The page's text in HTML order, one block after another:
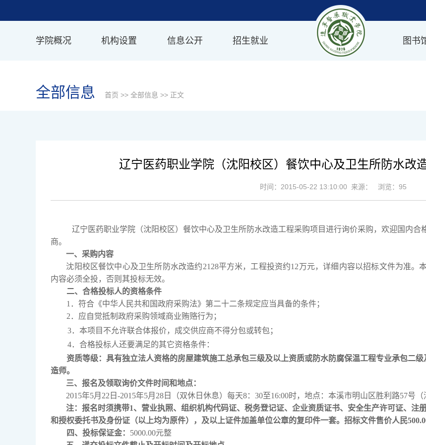
学院概况 机构设置 信息公开 招生就业 图书
全部信息 首页 >> 全部信息 >> 正文
辽宁医药职业学院（沈阳校区）餐饮中心及卫生所防水改
时间：2015-05-22 13:10:00 来源： 浏览： 95
辽宁医药职业学院（沈阳校区）餐饮中心及卫生所防水改造工程采购项目进行询价采购，欢迎国内
商。
一、采购内容
沈阳校区餐饮中心及卫生所防水改造约2128平方米，工程投资约12万元，详细内容以招标文件为准。
内容必须全投，否则其投标无效。
二、合格投标人的资格条件
1．符合《中华人民共和国政府采购法》第二十二条规定应当具备的条件；
2．应自觉抵制政府采购领域商业贿赂行为；
3．本项目不允许联合体报价，成交供应商不得分包或转包；
4．合格投标人还要满足的其它资格条件：
资质等级：具有独立法人资格的房屋建筑施工总承包三级及以上资质或防水防腐保温工程专业承包二
造师。
三、报名及领取询价文件时间和地点：
2015年5月22日-2015年5月28日（双休日休息）每天8：30至16:00时，地点：本溪市明山区胜利路57号（
注：报名时须携带1、营业执照、组织机构代码证、税务登记证、企业资质证书、安全生产许可证、注
和授权委托书及身份证（以上均为原件），及以上证件加盖单位公章的复印件一套。 招标文件售价人民
四、投标保证金： 5000.00元整